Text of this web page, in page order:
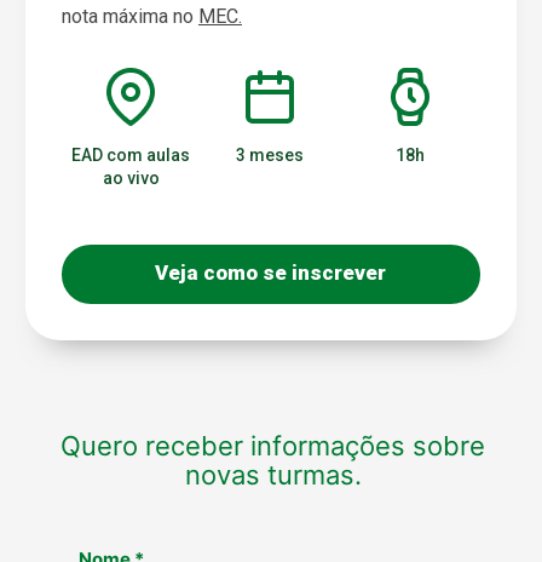
nota máxima no MEC.
EAD com aulas
ao vivo
3 meses 18h
Veja como se inscrever